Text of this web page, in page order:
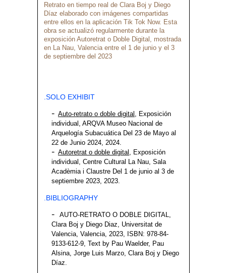
Retrato en tiempo real de Clara Boj y Diego
Díaz elaborado con imágenes compartidas
entre ellos en la aplicación Tik Tok Now. Esta
obra se actualizó regularmente durante la
exposición Autoretrat o Doble Digital, mostrada
en La Nau, Valencia entre el 1 de junio y el 3
de septiembre del 2023
.SOLO EXHIBIT
Auto-retrato o doble digital , Exposición
individual, ARQVA Museo Nacional de
Arquelogía Subacuática Del 23 de Mayo al
22 de Junio 2024, 2024.
Autoretrat o doble digital , Exposición
individual, Centre Cultural La Nau, Sala
Acadèmia i Claustre Del 1 de junio al 3 de
septiembre 2023, 2023.
.BIBLIOGRAPHY
AUTO-RETRATO O DOBLE DIGITAL,
Clara Boj y Diego Diaz, Universitat de
Valencia, Valencia, 2023, ISBN: 978-84-
9133-612-9, Text by Pau Waelder, Pau
Alsina, Jorge Luis Marzo, Clara Boj y Diego
Díaz.